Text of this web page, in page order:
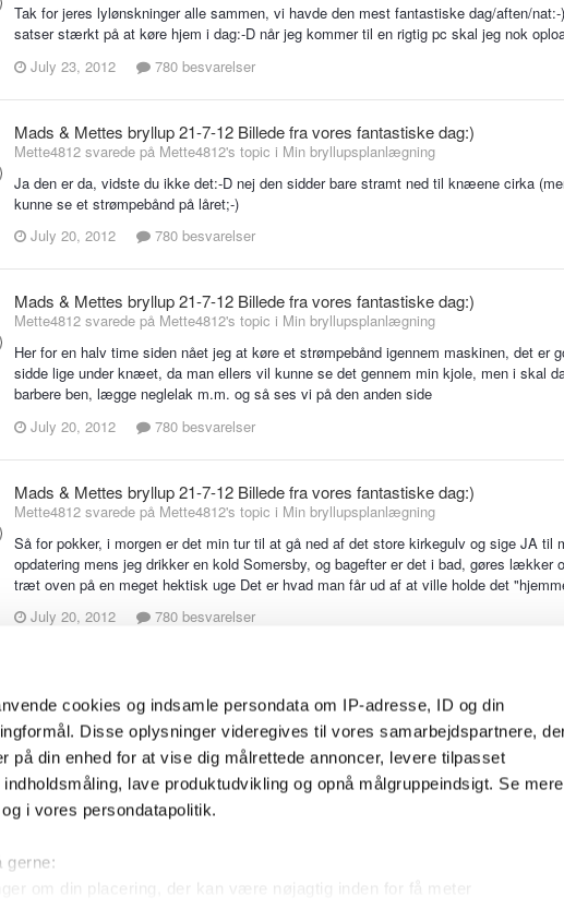
cookies og indsamle persondata om IP-adresse, ID og din
Disse oplysninger videregives til vores samarbejdspartnere,
på din enhed for at vise dig målrettede annoncer, levere tilpasset
lave produktudvikling og opnå målgruppeindsigt. Se mere
i vores persondatapolitik.
gerne:
Tak for jeres lylønskninger alle sammen, vi havde den mest fantastiske dag/aften/
satser stærkt på at køre hjem i dag:-D når jeg kommer til en rigtig pc skal jeg nok
July 23, 2012
780 besvarelser
Mads & Mettes bryllup 21-7-12 Billede fra vores fantastiske dag:)
Mette4812 svarede på Mette4812's topic i Min bryllupsplanlægning
Ja den er da, vidste du ikke det:-D nej den sidder bare stramt ned til knæene cirka
kunne se et strømpebånd på låret;-)
July 20, 2012
780 besvarelser
Mads & Mettes bryllup 21-7-12 Billede fra vores fantastiske dag:)
Mette4812 svarede på Mette4812's topic i Min bryllupsplanlægning
Her for en halv time siden nået jeg at køre et strømpebånd igennem maskinen, det
sidde lige under knæet, da man ellers vil kunne se det gennem min kjole, men i skal
barbere ben, lægge neglelak m.m. og så ses vi på den anden side
July 20, 2012
780 besvarelser
Mads & Mettes bryllup 21-7-12 Billede fra vores fantastiske dag:)
Mette4812 svarede på Mette4812's topic i Min bryllupsplanlægning
Så for pokker, i morgen er det min tur til at gå ned af det store kirkegulv og sige JA
opdatering mens jeg drikker en kold Somersby, og bagefter er det i bad, gøres lækker
træt oven på en meget hektisk uge Det er hvad man får ud af at ville holde det
July 20, 2012
780 besvarelser
Mette4812 svarede på DitteSchouNielsen's topic iMin bryllupsplanlægning
Årh nogle dejlige billeder Hvor er i smukke og hvor ser i glade og lykkelige ud
July 19, 2012
1,743 besvarelser